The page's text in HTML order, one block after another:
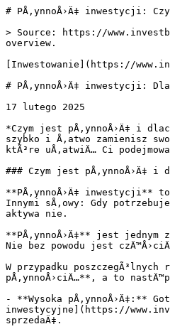
# PÅ‚ynnoÅ›Ä‡ inwestycji:
> Source: https://
overview.
[Inwestowanie](https://
# PÅ‚ynnoÅ›Ä‡ inwestycji:
17 lutego 2025
*Czym jest pÅ‚ynnoÅ›Ä‡ i
szybko i Å‚atwo zamienisz
ktÃ³re uÅ‚atwiÄ… Ci
### Czym jest pÅ‚ynnoÅ›Ä‡ i
**PÅ‚ynnoÅ›Ä‡ inwestycji**
Innymi sÅ‚owy: Gdy
aktywa nie.
**PÅ‚ynnoÅ›Ä‡** jest
Nie bez powodu jest
W przypadku
pÅ‚ynnoÅ›ciÄ…**, a to
- **Wysoka pÅ‚ynnoÅ›Ä‡:**
inwestycyjne](https://
sprzedaÄ‡.